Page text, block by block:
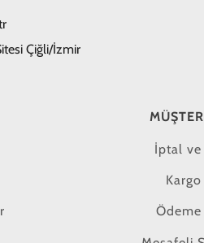
Çiğli/İzmir
İptal ve